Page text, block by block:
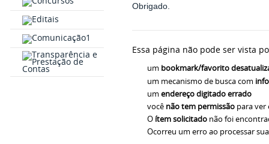
Obrigado.
Essa página não pode ser vista
um bookmark/favorito
um mecanismo de busca com
um endereço digitado errado
você não tem permissão para ver
O ítem solicitado não foi
Ocorreu um erro ao processar